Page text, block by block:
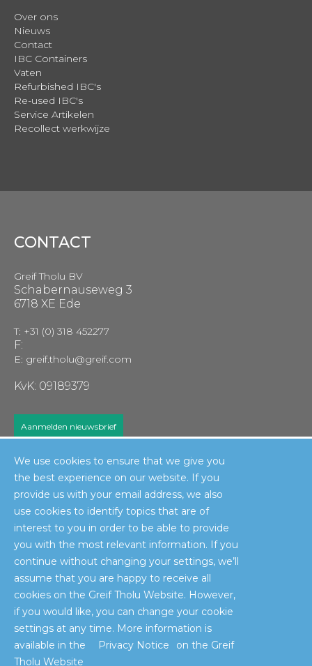
Over ons
Nieuws
Contact
IBC Containers
Vaten
Refurbished IBC's
Re-used IBC's
Service Artikelen
Recollect werkwijze
CONTACT
Greif Tholu BV
Schabernauseweg 3
6718 XE Ede
T: +31 (0) 318 452277
F:
E: greif.tholu@greif.com
KvK: 09189379
Aanmelden nieuwsbrief
RECOLLECT
Algemene voorwaarden
Recollect voorwaarden
Disclaimer
Transparency in Supply Chain Disclosure
Terms of Sale
Do not sell my personal information
We use cookies to ensure that we give you
the best experience on our website. If you
provide us with your email address, we also
use cookies to identify topics that are of
interest to you in order to be able to provide
you with the most relevant information. If you
continue without changing your settings, we’ll
assume that you are happy to receive all
cookies on the Greif Tholu Website. However,
if you would like, you can change your cookie
settings at any time. More information is
available in the
Privacy Notice
on the Greif
Tholu Website